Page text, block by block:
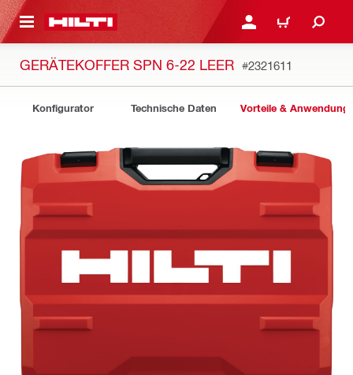
ANMELDEN ODER
WARENKORB
GERÄTEKOFFER SPN 6-22 LEER #2321611
Konfigurator Technische Daten Vorteile &